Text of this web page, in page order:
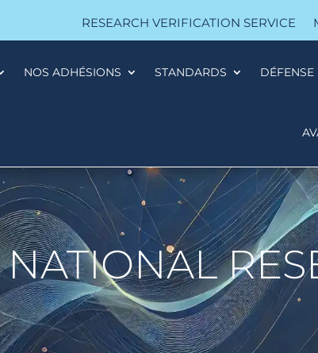
RESEARCH VERIFICATION SERVICE
NOS ADHÉSIONS STANDARDS DÉFENSE